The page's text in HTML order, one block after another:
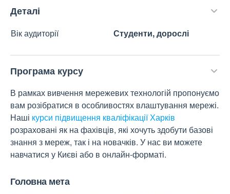
Деталі
Вік аудиторії Студенти, дорослі
Програма курсу
В рамках вивчення мережевих технологій пропонуємо
вам розібратися в особливостях влаштування мережі.
Наші курси підвищення кваліфікації Харків
розраховані як на фахівців, які хочуть здобути базові
знання з мереж, так і на новачків. У нас ви можете
навчатися у Києві або в онлайн-форматі.
Головна мета